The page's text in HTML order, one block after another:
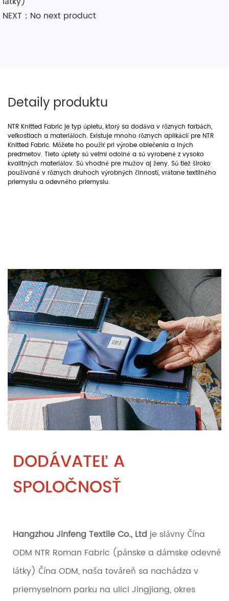
NEXT：No next product
Detaily produktu
NTR Knitted Fabric je typ úpletu, ktorý sa dodáva v rôznych farbách,
veľkostiach a materiáloch. Existuje mnoho rôznych aplikácií pre NTR
Knitted Fabric. Môžete ho použiť pri výrobe oblečenia a iných
predmetov. Tieto úplety sú veľmi odolné a sú vyrobené z vysoko
kvalitných materiálov. Sú vhodné pre mužov aj ženy. Sú tiež široko
používané v rôznych druhoch výrobných činností, vrátane textilného
priemyslu a odevného priemyslu.
DODÁVATEĽ A
SPOLOČNOSŤ
Hangzhou Jinfeng Textile Co., Ltd je slávny Čína
ODM NTR Roman Fabric (pánske a dámske odevné
látky) Čína ODM, naša továreň sa nachádza v
priemyselnom parku na ulici Jingjiang, okres